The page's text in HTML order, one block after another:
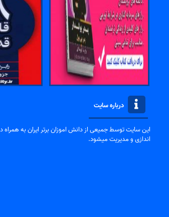
درباره سایت
این سایت توسط جمیعی از دانش اموزان برتر ایران به همراه
اندازی و مدیریت میشود.